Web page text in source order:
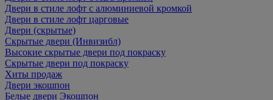
Двери в стиле лофт с алюминиевой кромкой
Двери в стиле лофт царговые
Двери (скрытые)
Скрытые двери (Инвизибл)
Высокие скрытые двери под покраску
Скрытые двери под покраску
Хиты продаж
Двери экошпон
Белые двери Экошпон